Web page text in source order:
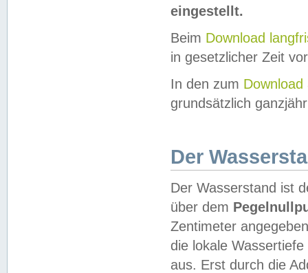
eingestellt.
Beim Download
in gesetzlicher Zeit
In den zum Download
grundsätzlich
Der
Der Wasserstand ist
über dem
Zentimeter
die lokale
aus. Erst durch die